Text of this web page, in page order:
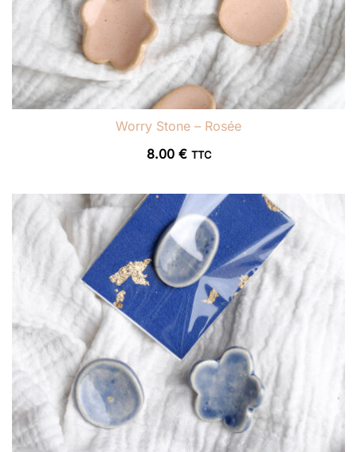
Worry Stone – Rosée
8.00 € TTC